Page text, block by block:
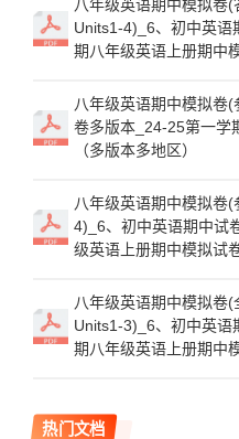
八年级英语期中模拟卷
Units1-4)_6、初中英
期八年级英语上册期中
八年级英语期中模拟卷
卷多版本_24-25第一学
（多版本多地区）
八年级英语期中模拟卷
4)_6、初中英语期中试
级英语上册期中模拟试
八年级英语期中模拟卷
Units1-3)_6、初中英
期八年级英语上册期中
热门文档